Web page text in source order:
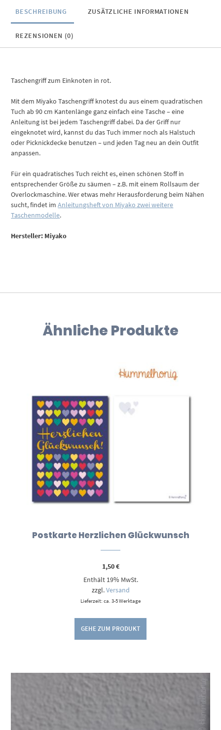
BESCHREIBUNG ZUSÄTZLICHE INFORMATIONEN
REZENSIONEN (0)
Taschengriff zum Einknoten in rot.
Mit dem Miyako Taschengriff knotest du aus einem quadratischen
Tuch ab 90 cm Kantenlänge ganz einfach eine Tasche – eine
Anleitung ist bei jedem Taschengriff dabei. Da der Griff nur
eingeknotet wird, kannst du das Tuch immer noch als Halstuch
oder Picknickdecke benutzen – und jeden Tag neu an dein Outfit
anpassen.
Für ein quadratisches Tuch reicht es, einen schönen Stoff in
entsprechender Größe zu säumen – z.B. mit einem Rollsaum der
Overlockmaschine. Wer etwas mehr Herausforderung beim Nähen
sucht, findet imAnleitungsheft von Miyako zwei weitere
Taschenmodelle.
Hersteller: Miyako
Ähnliche Produkte
Postkarte Herzlichen Glückwunsch
1,50€
Enthält 19% MwSt.
zzgl.Versand
Lieferzeit: ca. 3-5 Werktage
GEHE ZUM PRODUKT